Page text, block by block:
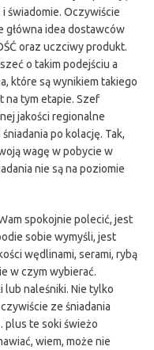
świadomie. Oczywiście
główna idea dostawców
oraz uczciwy produkt.
o takim podejściu a
które są wynikiem takiego
na tym etapie. Szef
jakości regionalne
po kolację. Tak,
wagę w pobycie w
nie są na poziomie
spokojnie polecić, jest
sobie wymyśli, jest
wędlinami, serami, rybą
w czym wybierać.
lub naleśniki. Nie tylko
ze śniadania
plus te soki świeżo
wiem, może nie